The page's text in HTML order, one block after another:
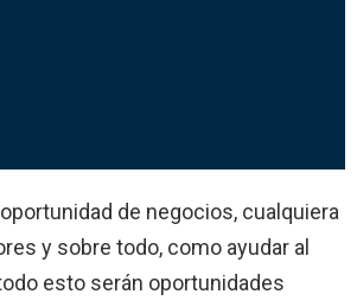
de negocios, cualquiera
y sobre todo, como ayudar al
esto serán oportunidades